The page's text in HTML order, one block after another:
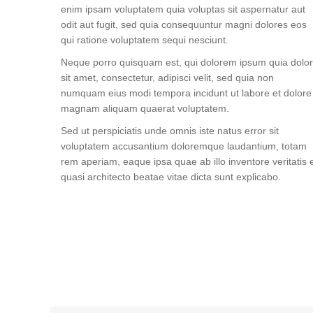
enim ipsam voluptatem quia voluptas sit aspernatur aut
odit aut fugit, sed quia consequuntur magni dolores eos
qui ratione voluptatem sequi nesciunt.
Neque porro quisquam est, qui dolorem ipsum quia dolor
sit amet, consectetur, adipisci velit, sed quia non
numquam eius modi tempora incidunt ut labore et dolore
magnam aliquam quaerat voluptatem.
Sed ut perspiciatis unde omnis iste natus error sit
voluptatem accusantium doloremque laudantium, totam
rem aperiam, eaque ipsa quae ab illo inventore veritatis
quasi architecto beatae vitae dicta sunt explicabo.